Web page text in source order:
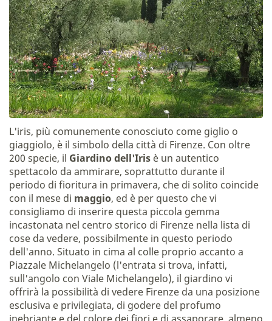
L'iris, più comunemente conosciuto come giglio o
giaggiolo, è il simbolo della città di Firenze. Con oltre
200 specie, il Giardino dell'Iris è un autentico
spettacolo da ammirare, soprattutto durante il
periodo di fioritura in primavera, che di solito coincide
con il mese di maggio, ed è per questo che vi
consigliamo di inserire questa piccola gemma
incastonata nel centro storico di Firenze nella lista di
cose da vedere, possibilmente in questo periodo
dell'anno. Situato in cima al colle proprio accanto a
Piazzale Michelangelo (l'entrata si trova, infatti,
sull'angolo con Viale Michelangelo), il giardino vi
offrirà la possibilità di vedere Firenze da una posizione
esclusiva e privilegiata, di godere del profumo